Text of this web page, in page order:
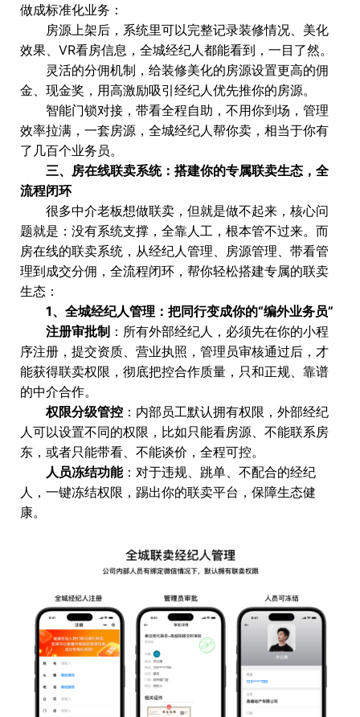
做成标准化业务：
房源上架后，系统里可以完整记录装修情况、美化
效果、VR看房信息，全城经纪人都能看到，一目了然。
灵活的分佣机制，给装修美化的房源设置更高的佣
金、现金奖，用高激励吸引经纪人优先推你的房源。
智能门锁对接，带看全程自助，不用你到场，管理
效率拉满，一套房源，全城经纪人帮你卖，相当于你有
了几百个业务员。
三、房在线联卖系统：搭建你的专属联卖生态，全
流程闭环
很多中介老板想做联卖，但就是做不起来，核心问
题就是：没有系统支撑，全靠人工，根本管不过来。而
房在线的联卖系统，从经纪人管理、房源管理、带看管
理到成交分佣，全流程闭环，帮你轻松搭建专属的联卖
生态：
1、全城经纪人管理：把同行变成你的“编外业务员”
注册审批制 ：所有外部经纪人，必须先在你的小程
序注册，提交资质、营业执照，管理员审核通过后，才
能获得联卖权限，彻底把控合作质量，只和正规、靠谱
的中介合作。
权限分级管控 ：内部员工默认拥有权限，外部经纪
人可以设置不同的权限，比如只能看房源、不能联系房
东，或者只能带看、不能谈价，全程可控。
人员冻结功能：对于违规、跳单、不配合的经纪
人，一键冻结权限，踢出你的联卖平台，保障生态健
康。